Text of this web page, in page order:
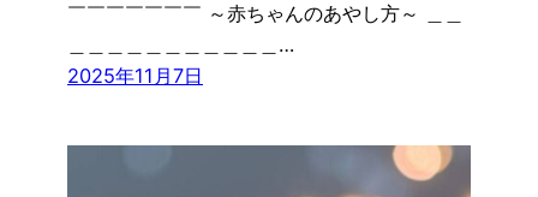
￣￣￣￣￣￣￣ ～赤ちゃんのあやし方～ ＿＿
＿＿＿＿＿＿＿＿＿＿＿…
2025年11月7日